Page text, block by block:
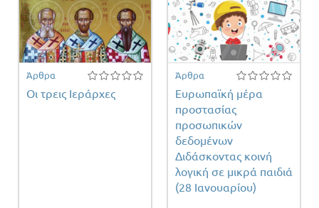
Άρθρα
Οι τρεις Ιεράρχες
Άρθρα
Ευρωπαϊκή μέρα
προστασίας
προσωπικών
δεδομένων
Διδάσκοντας κοινή
λογική σε μικρά παιδιά
(28 Ιανουαρίου)